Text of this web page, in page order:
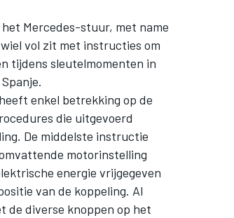
Mercedes-stuur, met name
vol zit met instructies om
tijdens sleutelmomenten in
enkel betrekking op de
die uitgevoerd
De middelste instructie
motorinstelling
energie vrijgegeven
van de koppeling. Al
de diverse knoppen op het